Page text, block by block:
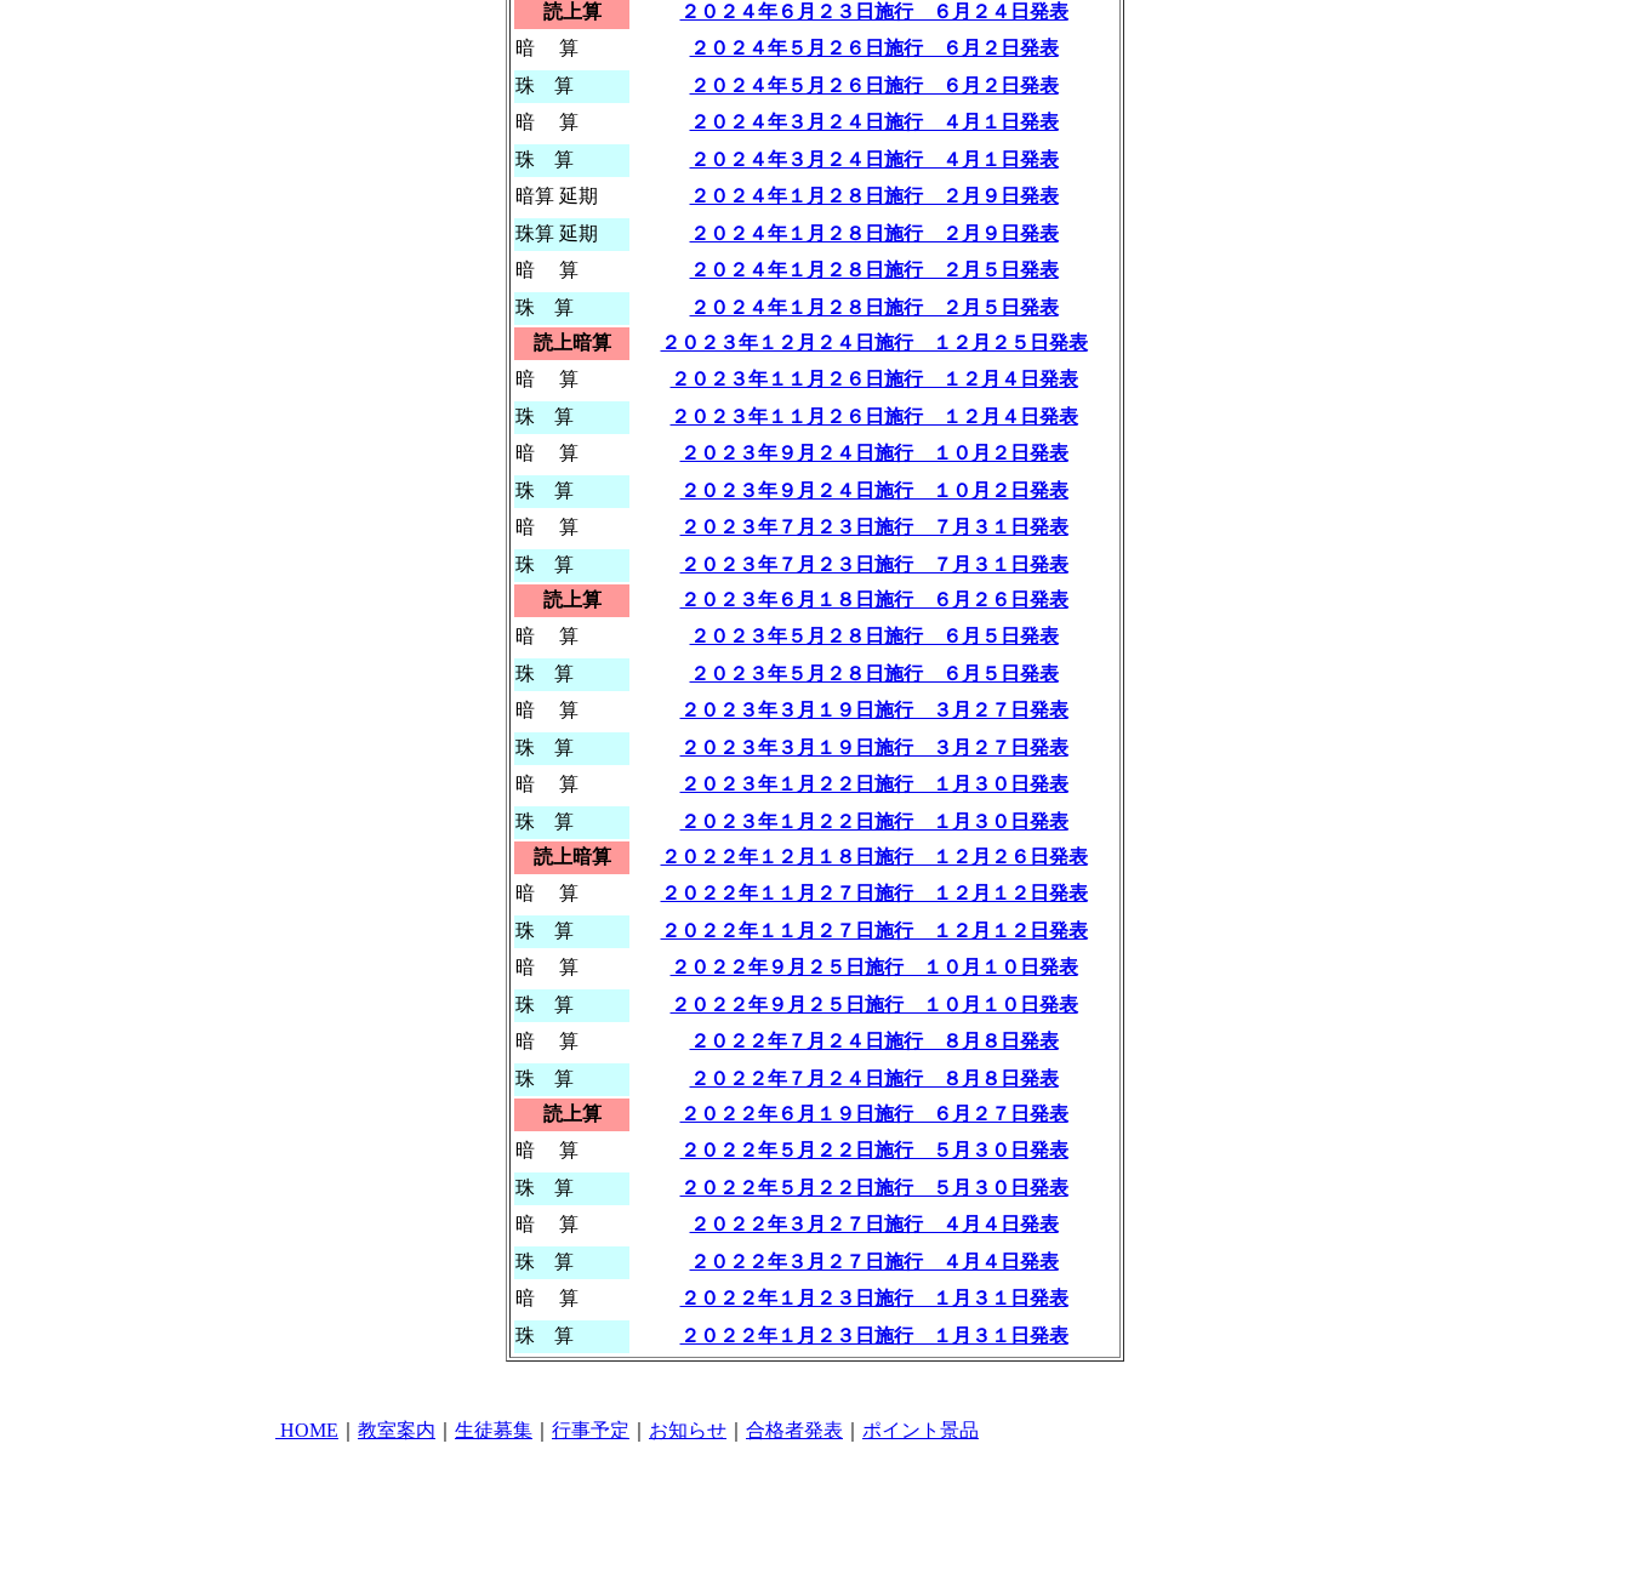
読上算
２０２４年６月２３日施行 ６月２４日発表
暗 算
２０２４年５月２６日施行 ６月２日発表
珠 算
２０２４年５月２６日施行 ６月２日発表
暗 算
２０２４年３月２４日施行 ４月１日発表
珠 算
２０２４年３月２４日施行 ４月１日発表
暗算 延期
２０２４年１月２８日施行 ２月９日発表
珠算 延期
２０２４年１月２８日施行 ２月９日発表
暗 算
２０２４年１月２８日施行 ２月５日発表
珠 算
２０２４年１月２８日施行 ２月５日発表
読上暗算
２０２３年１２月２４日施行 １２月２５日発表
暗 算
２０２３年１１月２６日施行 １２月４日発表
珠 算
２０２３年１１月２６日施行 １２月４日発表
暗 算
２０２３年９月２４日施行 １０月２日発表
珠 算
２０２３年９月２４日施行 １０月２日発表
暗 算
２０２３年７月２３日施行 ７月３１日発表
珠 算
２０２３年７月２３日施行 ７月３１日発表
読上算
２０２３年６月１８日施行 ６月２６日発表
暗 算
２０２３年５月２８日施行 ６月５日発表
珠 算
２０２３年５月２８日施行 ６月５日発表
暗 算
２０２３年３月１９日施行 ３月２７日発表
珠 算
２０２３年３月１９日施行 ３月２７日発表
暗 算
２０２３年１月２２日施行 １月３０日発表
珠 算
２０２３年１月２２日施行 １月３０日発表
読上暗算
２０２２年１２月１８日施行 １２月２６日発表
暗 算
２０２２年１１月２７日施行 １２月１２日発表
珠 算
２０２２年１１月２７日施行 １２月１２日発表
暗 算
２０２２年９月２５日施行 １０月１０日発表
珠 算
２０２２年９月２５日施行 １０月１０日発表
暗 算
２０２２年７月２４日施行 ８月８日発表
珠 算
２０２２年７月２４日施行 ８月８日発表
読上算
２０２２年６月１９日施行 ６月２７日発表
暗 算
２０２２年５月２２日施行 ５月３０日発表
珠 算
２０２２年５月２２日施行 ５月３０日発表
暗 算
２０２２年３月２７日施行 ４月４日発表
珠 算
２０２２年３月２７日施行 ４月４日発表
暗 算
２０２２年１月２３日施行 １月３１日発表
珠 算
２０２２年１月２３日施行 １月３１日発表
HOME 教室案内 生徒募集 行事予定 お知らせ 合格者発表 ポイント景品